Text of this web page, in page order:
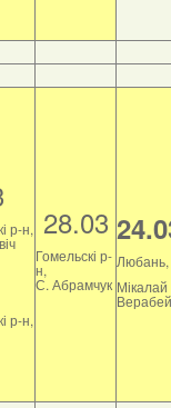
р-н,
р-н,
28.03
Гомельскі р-
н,
С. Абрамчук
Любань,
Мікалай
Верабей